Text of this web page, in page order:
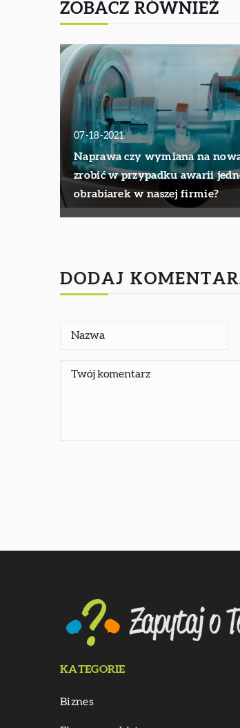
ZOBACZ RÓWNIEŻ
07-18-2021
Naprawa czy wymiana na
zrobić w przypadku awarii
obrabiarek w naszej firmie?
DODAJ
KATEGORIE
Biznes